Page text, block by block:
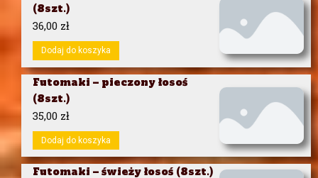
(8szt.)
36,00 zł
Dodaj do koszyka
Futomaki – pieczony łosoś
(8szt.)
35,00 zł
Dodaj do koszyka
Futomaki – świeży łosoś (8szt.)